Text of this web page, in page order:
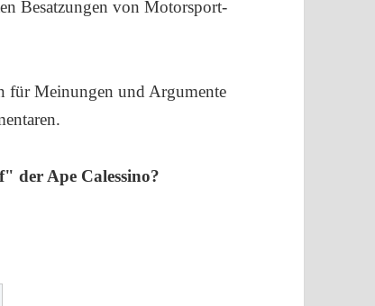
Besatzungen von Motorsport-
für Meinungen und Argumente
der Ape Calessino?